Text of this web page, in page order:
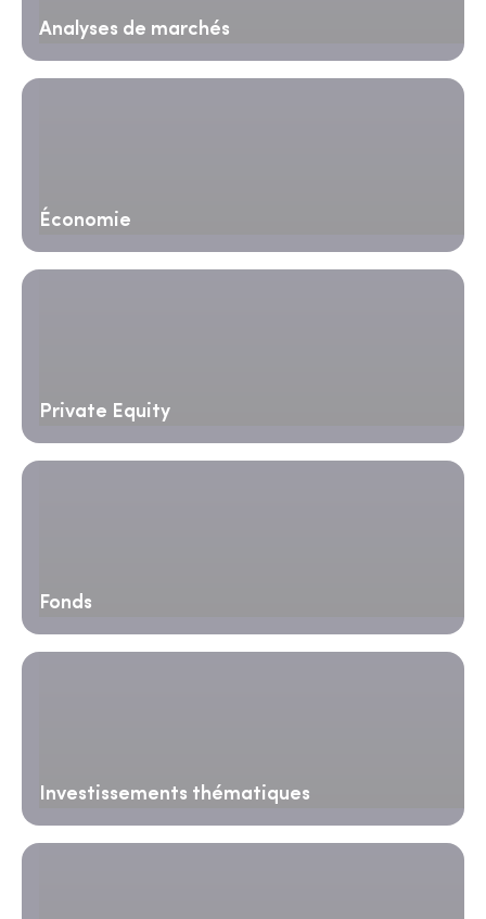
Analyses de marchés
Économie
Private Equity
Fonds
Investissements thématiques